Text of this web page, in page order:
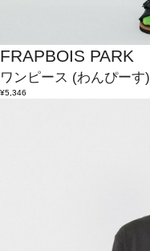
FRAPBOIS PARK
ワンピース (わんぴーす)
¥5,346